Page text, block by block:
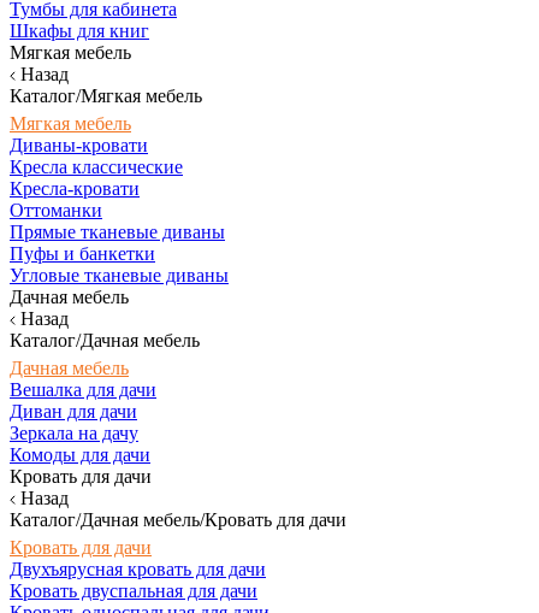
Тумбы для кабинета
Шкафы для книг
Мягкая мебель
Назад
Каталог/Мягкая мебель
Мягкая мебель
Диваны-кровати
Кресла классические
Кресла-кровати
Оттоманки
Прямые тканевые диваны
Пуфы и банкетки
Угловые тканевые диваны
Дачная мебель
Назад
Каталог/Дачная мебель
Дачная мебель
Вешалка для дачи
Диван для дачи
Зеркала на дачу
Комоды для дачи
Кровать для дачи
Назад
Каталог/Дачная мебель/Кровать для дачи
Кровать для дачи
Двухъярусная кровать для дачи
Кровать двуспальная для дачи